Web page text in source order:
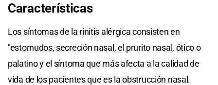
Características
Los síntomas de la rinitis alérgica consisten en
"estornudos, secreción nasal, el prurito nasal, ótico o
palatino y el síntoma que más afecta a la calidad de
vida de los pacientes que es la obstrucción nasal.